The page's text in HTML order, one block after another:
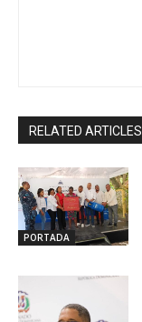
RELATED ARTICLES
PORTADA